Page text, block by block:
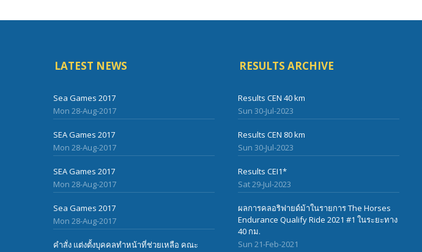
LATEST NEWS
Sea Games 2017
Mon 28-Aug-2017
SEA Games 2017
Mon 28-Aug-2017
SEA Games 2017
Mon 28-Aug-2017
Sea Games 2017
Mon 28-Aug-2017
คำสั่ง แต่งตั้งบุคคลทำหน้าที่ช่วยเหลือ คณะ
RESULTS ARCHIVE
Results CEN 40 km
Sun 30-Jul-2023
Results CEN 80 km
Sun 30-Jul-2023
Results CEI1*
Sat 29-Jul-2023
ผลการคลอริฟายด์ม้าในรายการ The Horses
Endurance Qualify Ride 2021 #1 ในระยะทาง
40 กม.
Sun 21-Feb-2021